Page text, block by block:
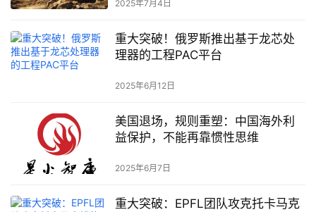
2025年7月4日
重大突破！俄罗斯推出基于龙芯处
理器的工程PAC平台
2025年6月12日
美国退场，规则重塑：中国海外利
益保护，不能再靠惯性思维
2025年6月7日
重大突破：EPFL团队攻克托卡马克